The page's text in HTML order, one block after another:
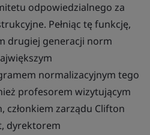
odpowiedzialnego za
Pełniąc tę funkcję,
drugiej generacji norm
normalizacyjnym tego
profesorem wizytującym
członkiem zarządu Clifton
dyrektorem